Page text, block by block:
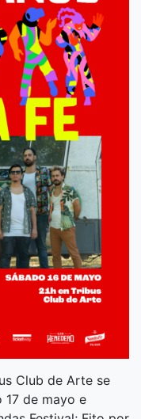
Club de Arte se
17 de mayo e